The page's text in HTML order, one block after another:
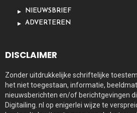
NIEUWSBRIEF
ADVERTEREN
DISCLAIMER
Zonder uitdrukkelijke schriftelijke
het niet toegestaan, informatie,
nieuwsberichten en/of berichtgevingen
Digitailing. nl op enigerlei wijze te